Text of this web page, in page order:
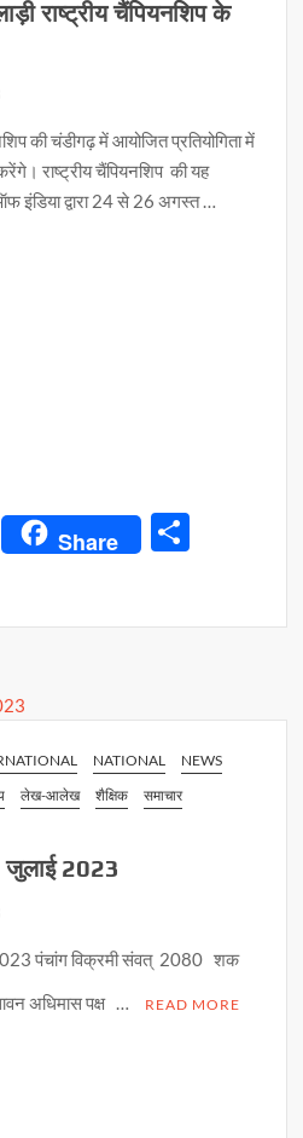
राष्ट्रीय चैंपियनशिप के
की चंडीगढ़ में आयोजित प्रतियोगिता में
राष्ट्रीय चैंपियनशिप की यह
इंडिया द्वारा 24 से 26 अगस्त …
C
o
Share
NATIONAL
NEWS
लेख-आलेख शैक्षिक
समाचार
जुलाई 2023
पंचांग विक्रमी संवत् 2080 शक
पक्ष …
READ MORE